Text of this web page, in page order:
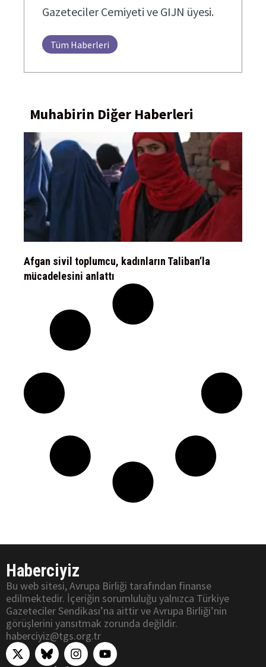
Gazeteciler Cemiyeti ve GIJN üyesi.
Tüm Haberleri
Muhabirin Diğer Haberleri
Afgan sivil toplumcu, kadınların Taliban’la
mücadelesini anlattı
Haberciyiz
Bu web sitesi, Avrupa Birliği tarafından finanse
edilmektedir. İçeriğin sorumluluğu yalnızca Türkiye
Gazeteciler Sendikası’na aittir ve Avrupa Birliği’nin
görüşlerini yansıtmak zorunda değildir.
haberciyiz@tgs.org.tr